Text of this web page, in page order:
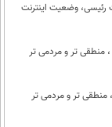
رئیسی، وضعیت اینترنت
منطقی تر و مردمی تر
منطقی تر و مردمی تر